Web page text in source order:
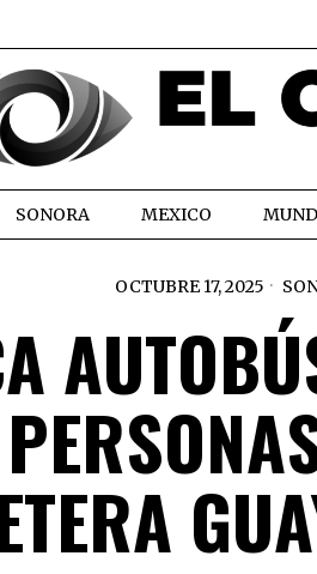
SONORA MEXICO
OCTUBRE 17, 2025